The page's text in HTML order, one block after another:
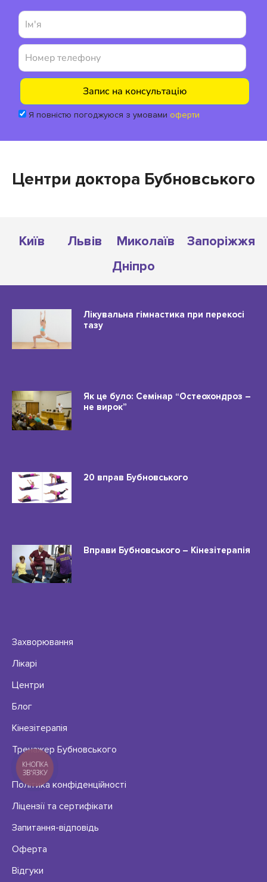
Я повністю погоджуюся з умовамиоферти
Центри доктора Бубновського
Київ Львів Миколаїв
Запоріжжя
Дніпро
Лікувальна гімнастика при перекосі
тазу
Як це було: Семінар “Остеохондроз –
не вирок”
20 вправ Бубновського
Вправи Бубновського – Кінезітерапія
Захворювання
Лікарі
Центри
Блог
Кінезітерапія
Тренажер Бубновського
Політика конфіденційності
Ліцензії та сертифікати
Запитання-відповідь
Оферта
Відгуки
КНОПКА
ЗВ'ЯЗКУ